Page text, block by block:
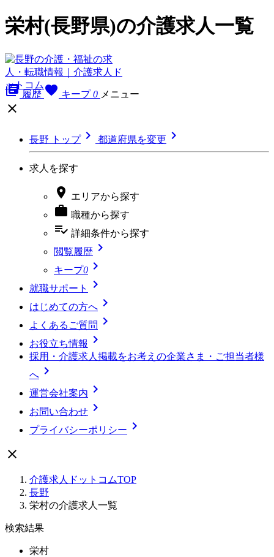
栄村(長野県)の介護求人一覧
library_books 履歴 favorite キープ 0 メニュー

長野 トップ 都道府県を変更 
求人を探す
 エリアから探す
 職種から探す
playlist_add_check 詳細条件から探す
閲覧履歴 
キープ0 
就職サポート 
はじめての方へ 
よくあるご質問 
お役立ち情報 
採用・介護求人掲載をお考えの企業さま・ご担当者様
へ 
運営会社案内 
お問い合わせ 
プライバシーポリシー 

介護求人ドットコムTOP
長野
栄村の介護求人一覧
検索結果
栄村